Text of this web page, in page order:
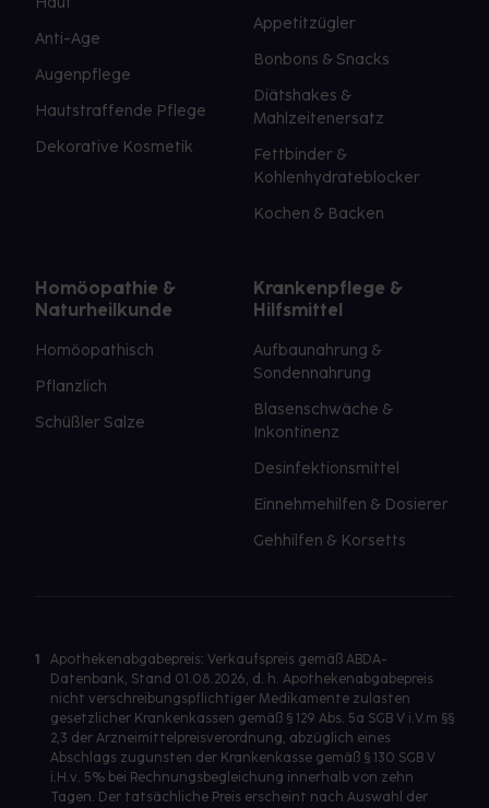
Anti-Age
Augenpflege
Hautstraffende Pflege
Dekorative Kosmetik
Appetitzügler
Bonbons & Snacks
Diätshakes &
Mahlzeitenersatz
Fettbinder &
Kohlenhydrateblocker
Kochen & Backen
Homöopathie &
Naturheilkunde
Homöopathisch
Pflanzlich
Schüßler Salze
Krankenpflege &
Hilfsmittel
Aufbaunahrung &
Sondennahrung
Blasenschwäche &
Inkontinenz
Desinfektionsmittel
Einnehmehilfen & Dosierer
Gehhilfen & Korsetts
1
Apothekenabgabepreis: Verkaufspreis gemäß ABDA-
Datenbank, Stand 01.08.2026, d. h. Apothekenabgabepreis
nicht verschreibungspflichtiger Medikamente zulasten
gesetzlicher Krankenkassen gemäß § 129 Abs. 5a SGB V i.V.m §§
2,3 der Arzneimittelpreisverordnung, abzüglich eines
Abschlags zugunsten der Krankenkasse gemäß § 130 SGB V
i.H.v. 5% bei Rechnungsbegleichung innerhalb von zehn
Tagen. Der tatsächliche Preis erscheint nach Auswahl der